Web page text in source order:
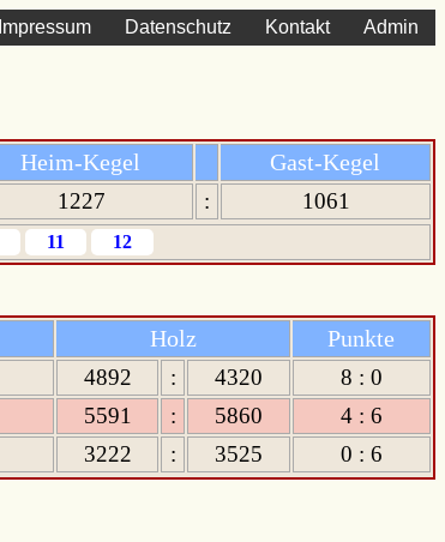
Admin
Kontakt
Datenschutz
Impressum
Heim-Kegel Gast-Kegel
1227 : 1061
11 12
Holz Punkte
4892 : 4320
8 : 0
5591 : 5860
4 : 6
3222 : 3525 0 : 6